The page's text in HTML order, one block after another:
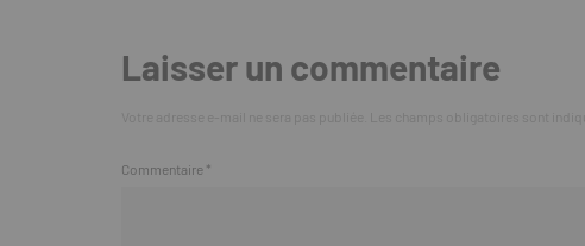
Laisser un commentaire
Commentaire *